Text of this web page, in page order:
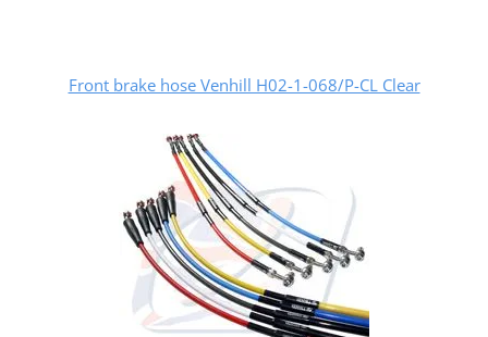
Front brake hose Venhill H02-1-068/P-CL Clear